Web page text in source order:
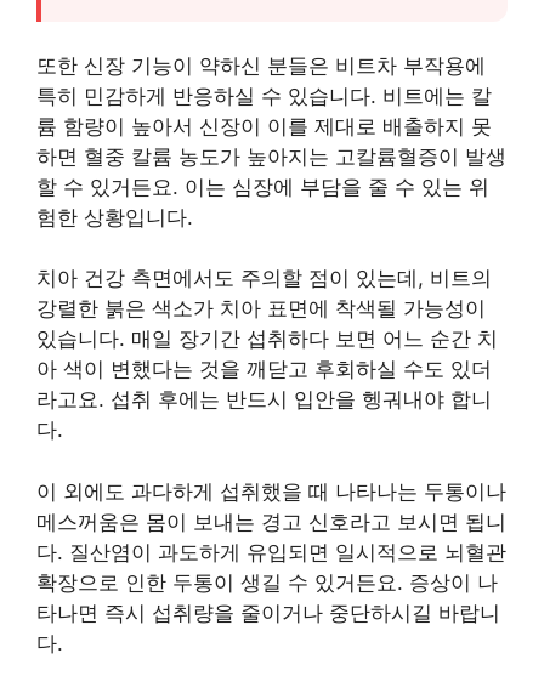
또한 신장 기능이 약하신 분들은 비트차 부작용에
특히 민감하게 반응하실 수 있습니다. 비트에는 칼
륨 함량이 높아서 신장이 이를 제대로 배출하지 못
하면 혈중 칼륨 농도가 높아지는 고칼륨혈증이 발생
할 수 있거든요. 이는 심장에 부담을 줄 수 있는 위
험한 상황입니다.
치아 건강 측면에서도 주의할 점이 있는데, 비트의
강렬한 붉은 색소가 치아 표면에 착색될 가능성이
있습니다. 매일 장기간 섭취하다 보면 어느 순간 치
아 색이 변했다는 것을 깨닫고 후회하실 수도 있더
라고요. 섭취 후에는 반드시 입안을 헹궈내야 합니
다.
이 외에도 과다하게 섭취했을 때 나타나는 두통이나
메스꺼움은 몸이 보내는 경고 신호라고 보시면 됩니
다. 질산염이 과도하게 유입되면 일시적으로 뇌혈관
확장으로 인한 두통이 생길 수 있거든요. 증상이 나
타나면 즉시 섭취량을 줄이거나 중단하시길 바랍니
다.